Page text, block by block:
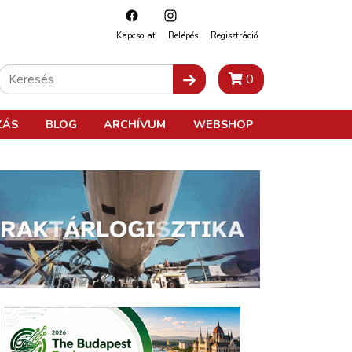
Kapcsolat Belépés Regisztráció
0
BLOG ARCHÍVUM WEBSHOP